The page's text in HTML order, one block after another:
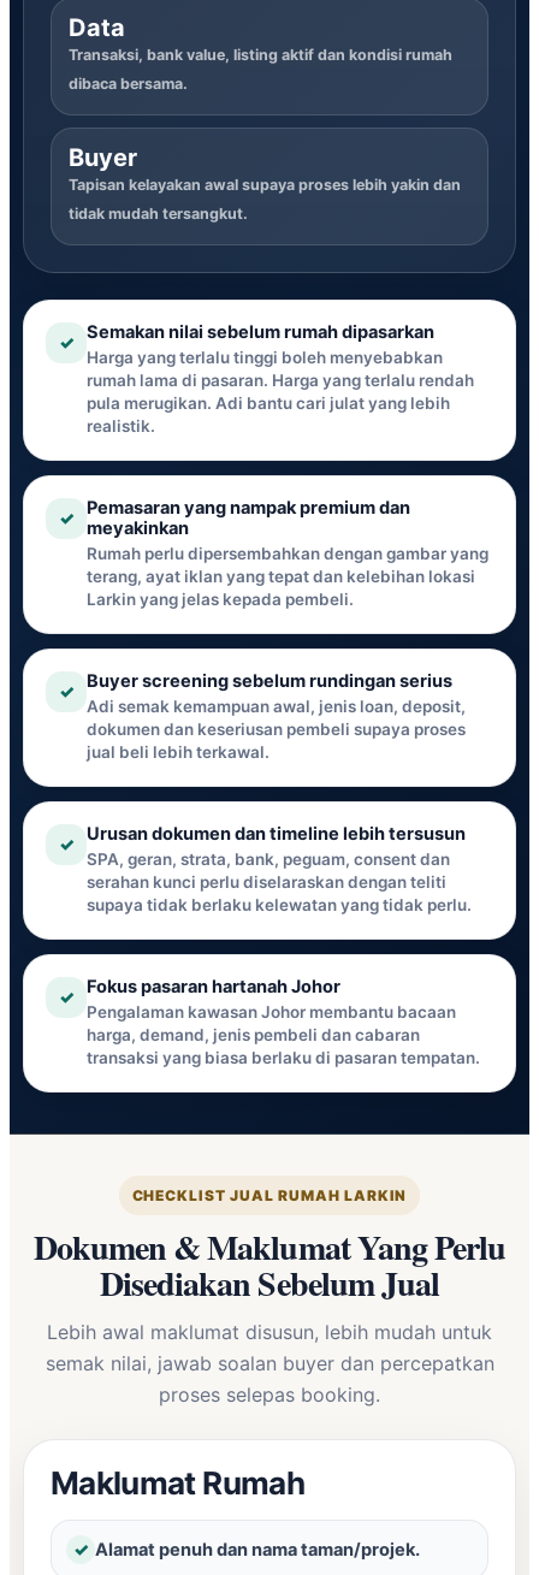
Data
Transaksi, bank value, listing aktif dan kondisi rumah
dibaca bersama.
Buyer
Tapisan kelayakan awal supaya proses lebih yakin dan
tidak mudah tersangkut.
✓ Semakan nilai sebelum rumah dipasarkan
Harga yang terlalu tinggi boleh menyebabkan
rumah lama di pasaran. Harga yang terlalu rendah
pula merugikan. Adi bantu cari julat yang lebih
realistik.
✓
Pemasaran yang nampak premium dan
meyakinkan
Rumah perlu dipersembahkan dengan gambar yang
terang, ayat iklan yang tepat dan kelebihan lokasi
Larkin yang jelas kepada pembeli.
✓ Buyer screening sebelum rundingan serius
Adi semak kemampuan awal, jenis loan, deposit,
dokumen dan keseriusan pembeli supaya proses
jual beli lebih terkawal.
✓ Urusan dokumen dan timeline lebih tersusun
SPA, geran, strata, bank, peguam, consent dan
serahan kunci perlu diselaraskan dengan teliti
supaya tidak berlaku kelewatan yang tidak perlu.
✓ Fokus pasaran hartanah Johor
Pengalaman kawasan Johor membantu bacaan
harga, demand, jenis pembeli dan cabaran
transaksi yang biasa berlaku di pasaran tempatan.
CHECKLIST JUAL RUMAH LARKIN
Dokumen & Maklumat Yang Perlu
Disediakan Sebelum Jual
Lebih awal maklumat disusun, lebih mudah untuk
semak nilai, jawab soalan buyer dan percepatkan
proses selepas booking.
Maklumat Rumah
✓ Alamat penuh dan nama taman/projek.